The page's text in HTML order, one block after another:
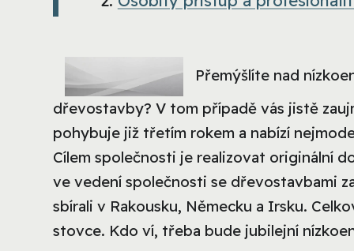
Přemýšlíte nad
dřevostavby? V tom případě vás jistě
pohybuje již třetím rokem a nabízí
Cílem společnosti je realizovat originální
ve vedení společnosti se dřevostavbami
sbírali v Rakousku, Německu a Irsku.
stovce. Kdo ví, třeba bude jubilejní